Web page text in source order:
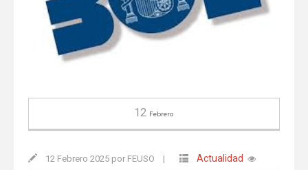
12 Febrero
12 Febrero 2025 por FEUSO | Actualidad